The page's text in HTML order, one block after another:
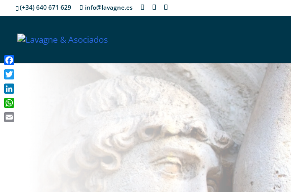
(+34) 640 671 629 info@lavagne.es
Facebook
Twitter
LinkedIn
WhatsApp